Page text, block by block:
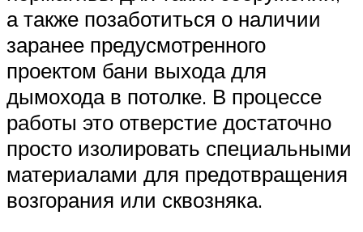
а также позаботиться о наличии
заранее предусмотренного
проектом бани выхода для
дымохода в потолке. В процессе
работы это отверстие достаточно
просто изолировать специальными
материалами для предотвращения
возгорания или сквозняка.